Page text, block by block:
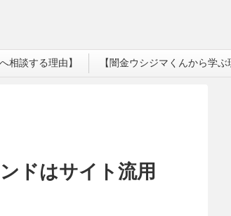
相談する理由】 【闇金ウシジマくんから学ぶ
ドはサイト流用